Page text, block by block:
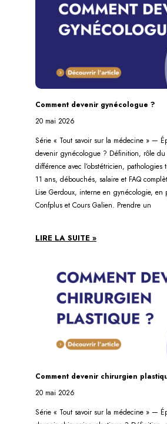
Comment devenir gynécologue ?
20 mai 2026
Série « Tout savoir sur la médecine » —
devenir gynécologue ? Définition, rôle
différence avec l’obstétricien, pathologies
11 ans, débouchés, salaire et FAQ
Lise Gerdoux, interne en gynécologie, en
Confplus et Cours Galien. Prendre un
LIRE LA SUITE »
Comment devenir chirurgien
20 mai 2026
Série « Tout savoir sur la médecine » —